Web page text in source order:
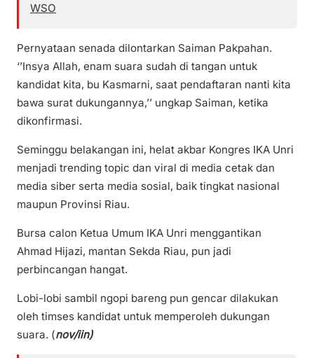
WSO
Pernyataan senada dilontarkan Saiman Pakpahan.
‘’Insya Allah, enam suara sudah di tangan untuk
kandidat kita, bu Kasmarni, saat pendaftaran nanti kita
bawa surat dukungannya,’’ ungkap Saiman, ketika
dikonfirmasi.
Seminggu belakangan ini, helat akbar Kongres IKA Unri
menjadi trending topic dan viral di media cetak dan
media siber serta media sosial, baik tingkat nasional
maupun Provinsi Riau.
Bursa calon Ketua Umum IKA Unri menggantikan
Ahmad Hijazi, mantan Sekda Riau, pun jadi
perbincangan hangat.
Lobi-lobi sambil ngopi bareng pun gencar dilakukan
oleh timses kandidat untuk memperoleh dukungan
suara. (nov/iin)